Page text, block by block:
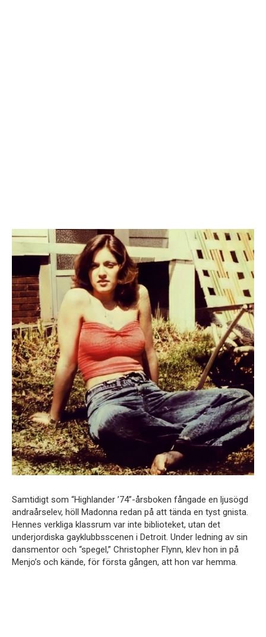
Samtidigt som “Highlander ’74”-årsboken fångade en ljusögd
andraårselev, höll Madonna redan på att tända en tyst gnista.
Hennes verkliga klassrum var inte biblioteket, utan det
underjordiska gayklubbsscenen i Detroit. Under ledning av sin
dansmentor och “spegel,” Christopher Flynn, klev hon in på
Menjo’s och kände, för första gången, att hon var hemma.